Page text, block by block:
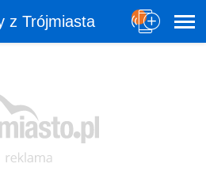
z Trójmiasta